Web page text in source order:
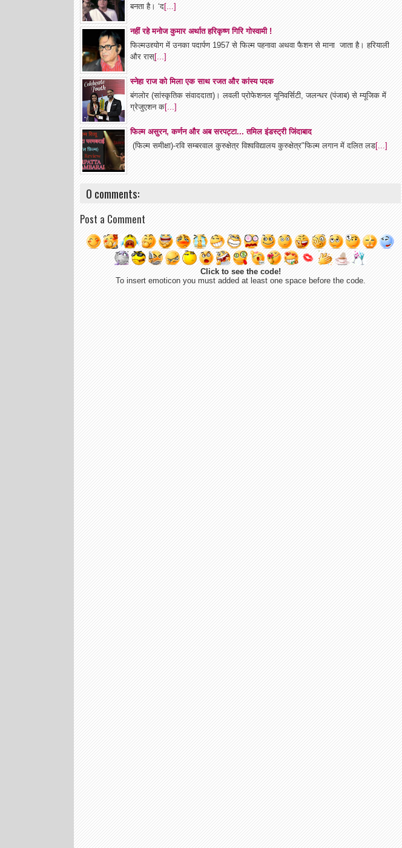
बनता है। ‘द[...]
नहीं रहे मनोज कुमार अर्थात हरिकृष्ण गिरि गोस्वामी !
फिल्मउद्द्योग में उनका पदार्पण 1957 से फिल्म पहनावा अथवा फैशन से माना जाता है। हरियाली
और रास्[...]
स्नेहा राज को मिला एक साथ रजत और कांस्य पदक
बंगलोर (सांस्कृतिक संवाददाता)। लवली प्रोफेशनल यूनिवर्सिटी, जलन्धर (पंजाब) से म्यूजिक में
ग्रेजुएशन क[...]
फिल्म असुरन, कर्णन और अब सरपट्टा... तमिल इंडस्ट्री जिंदाबाद
(फिल्म समीक्षा)-रवि सम्बरवाल कुरुक्षेत्र विश्वविद्यालय कुरुक्षेत्र"फिल्म लगान में दलित लड[...]
0 comments:
Post a Comment
Click to see the code!
To insert emoticon you must added at least one space before the code.